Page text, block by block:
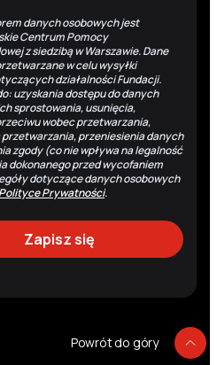
danych osobowych jest
Centrum Pomocy
z siedzibą w Warszawie. Dane
w celu wysyłki
działalności Fundacji.
uzyskania dostępu do danych
sprostowania, usunięcia,
wobec przetwarzania,
przeniesienia danych
zgody (co nie wpływa na legalność
dokonanego przed wycofaniem
dotyczące danych osobowych
Polityce Prywatności.
Powrót do góry